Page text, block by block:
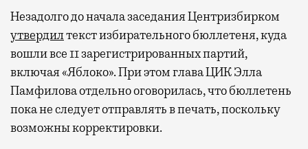
Незадолго до начала заседания Центризбирком
утвердилтекст избирательного бюллетеня, куда
вошли все 11 зарегистрированных партий,
включая «Яблоко». При этом глава ЦИК Элла
Памфилова отдельно оговорилась, что бюллетень
пока не следует отправлять в печать, поскольку
возможны корректировки.